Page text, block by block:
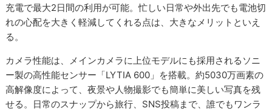
充電で最大2日間の利用が可能。忙しい日常や外出先でも電池切
れの心配を大きく軽減してくれる点は、大きなメリットといえ
る。
カメラ性能は、メインカメラに上位モデルにも採用されるソニ
ー製の高性能センサー「LYTIA 600」を搭載。約5030万画素の
高解像度によって、夜景や人物撮影でも簡単に美しい写真を残
せる。日常のスナップから旅行、SNS投稿まで、誰でもワンラ